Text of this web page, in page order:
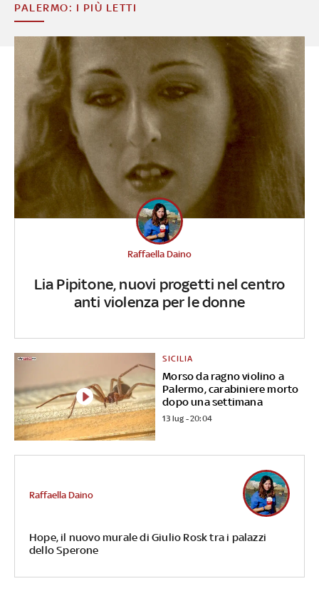
PALERMO: I PIÙ LETTI
Lia Pipitone, nuovi progetti nel centro
anti violenza per le donne
Raffaella Daino
Morso da ragno violino a
Palermo, carabiniere morto
dopo una settimana
SICILIA
13 lug - 20:04
Hope, il nuovo murale di Giulio Rosk tra i palazzi
dello Sperone
Raffaella Daino